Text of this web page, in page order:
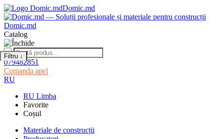
Domic.md
Domic.md
Catalog
079482851
Comanda apel
RU
RU Limba
Favorite
Coșul
Materiale de construcții
Filtru ↓